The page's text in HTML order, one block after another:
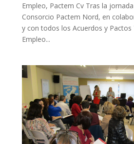
Empleo, Pactem Cv Tras la
Consorcio Pactem Nord, en
y con todos los Acuerdos y
Empleo...